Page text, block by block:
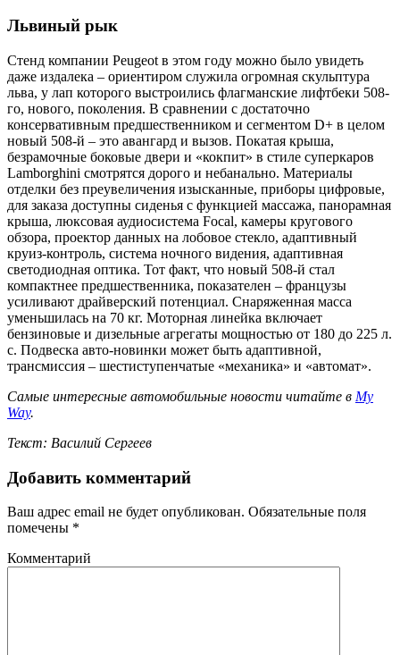
Львиный рык
Стенд компании Peugeot в этом году можно было увидеть
даже издалека – ориентиром служила огромная скульптура
льва, у лап которого выстроились флагманские лифтбеки 508-
го, нового, поколения. В сравнении с достаточно
консервативным предшественником и сегментом D+ в целом
новый 508-й – это авангард и вызов. Покатая крыша,
безрамочные боковые двери и «кокпит» в стиле суперкаров
Lamborghini смотрятся дорого и небанально. Материалы
отделки без преувеличения изысканные, приборы цифровые,
для заказа доступны сиденья с функцией массажа, панорамная
крыша, люксовая аудиосистема Focal, камеры кругового
обзора, проектор данных на лобовое стекло, адаптивный
круиз-контроль, система ночного видения, адаптивная
светодиодная оптика. Тот факт, что новый 508-й стал
компактнее предшественника, показателен – французы
усиливают драйверский потенциал. Снаряженная масса
уменьшилась на 70 кг. Моторная линейка включает
бензиновые и дизельные агрегаты мощностью от 180 до 225 л.
с. Подвеска авто-новинки может быть адаптивной,
трансмиссия – шестиступенчатые «механика» и «автомат».
Самые интересные автомобильные новости читайте в My
Way.
Текст: Василий Сергеев
Добавить комментарий
Ваш адрес email не будет опубликован. Обязательные поля
помечены *
Комментарий